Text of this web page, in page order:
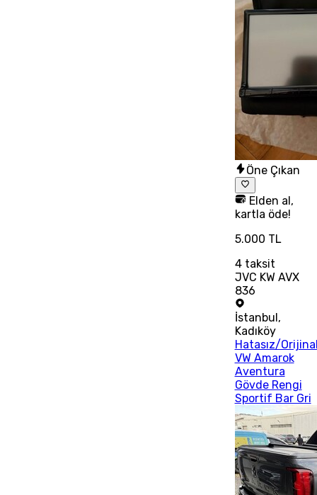
Öne Çıkan
Elden al,
kartla öde!
5.000 TL
4taksit
JVC KW AVX
836
İstanbul,
Kadıköy
Hatasız/
VW Amarok
Aventura
Gövde Rengi
Sportif Bar Gri